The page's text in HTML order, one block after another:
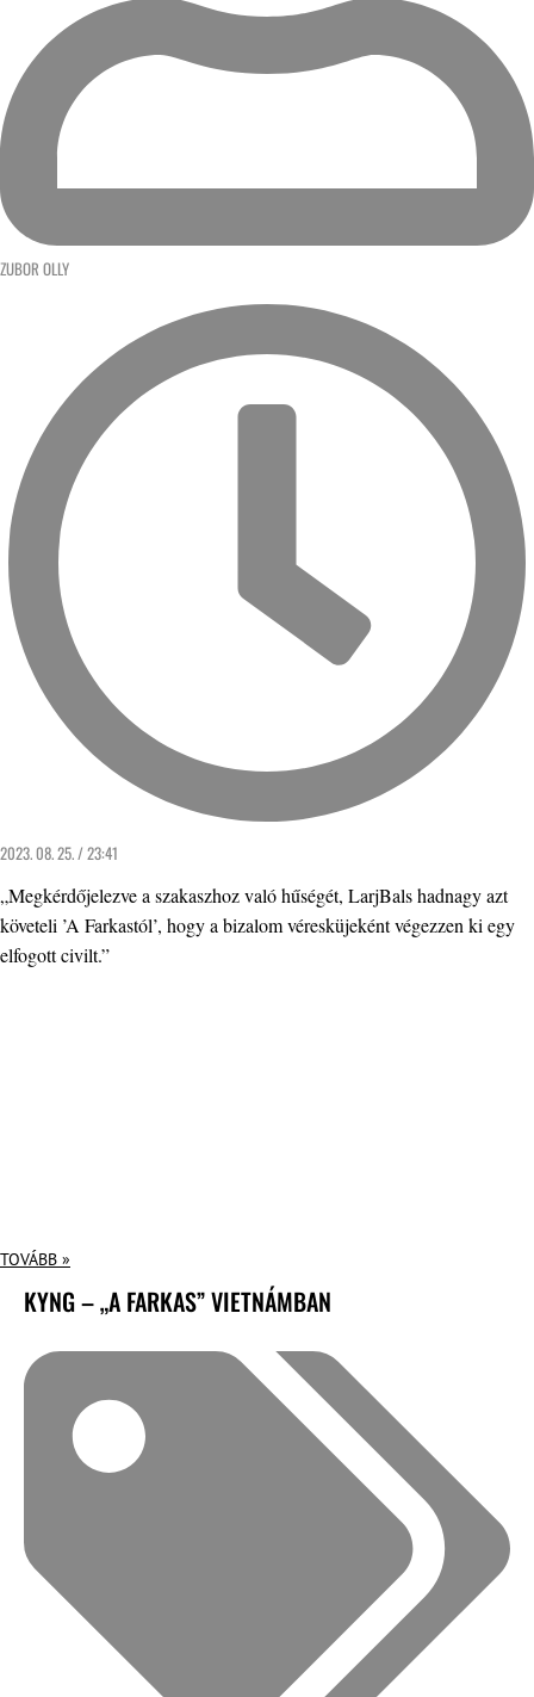
ZUBOR OLLY
2023. 08. 25. / 23:41
„Megkérdőjelezve a szakaszhoz való hűségét, LarjBals hadnagy azt
követeli ’A Farkastól’, hogy a bizalom véresküjeként végezzen ki egy
elfogott civilt.”
TOVÁBB »
KYNG – „A FARKAS” VIETNÁMBAN